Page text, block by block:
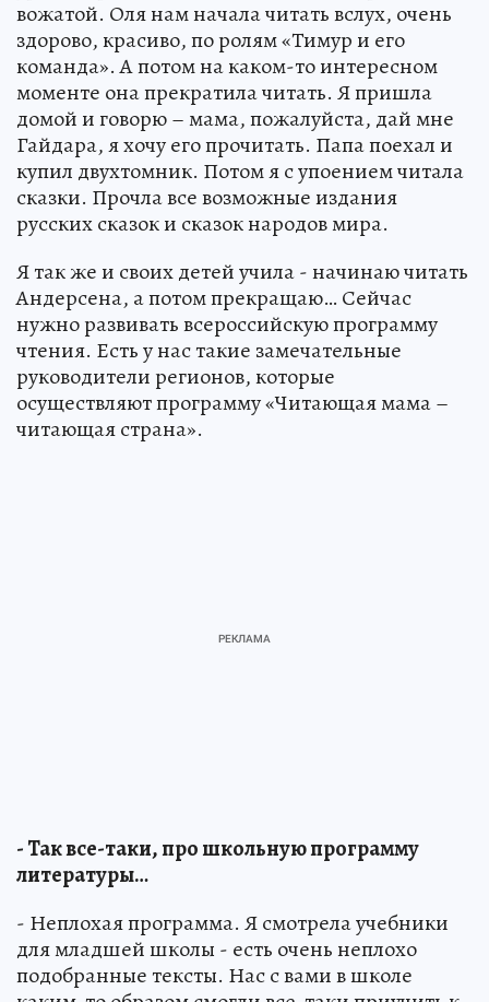
вожатой. Оля нам начала читать вслух, очень
здорово, красиво, по ролям «Тимур и его
команда». А потом на каком-то интересном
моменте она прекратила читать. Я пришла
домой и говорю – мама, пожалуйста, дай мне
Гайдара, я хочу его прочитать. Папа поехал и
купил двухтомник. Потом я с упоением читала
сказки. Прочла все возможные издания
русских сказок и сказок народов мира.
Я так же и своих детей учила - начинаю читать
Андерсена, а потом прекращаю… Сейчас
нужно развивать всероссийскую программу
чтения. Есть у нас такие замечательные
руководители регионов, которые
осуществляют программу «Читающая мама –
читающая страна».
- Так все-таки, про школьную программу
литературы…
- Неплохая программа. Я смотрела учебники
для младшей школы - есть очень неплохо
подобранные тексты. Нас с вами в школе